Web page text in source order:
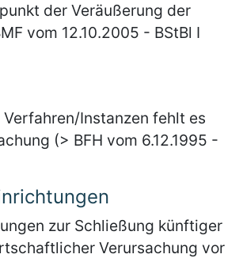
der Veräußerung der
vom 12.10.2005 - BStBl I
Instanzen fehlt es
(> BFH vom 6.12.1995 -
zur Schließung künftiger
Verursachung vor